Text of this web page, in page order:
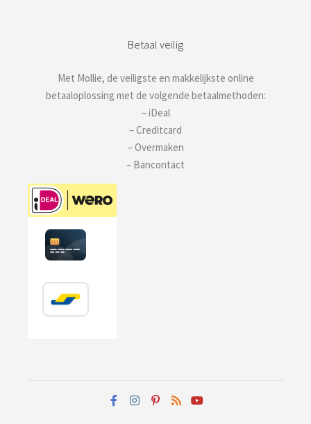
Betaal veilig
Met Mollie, de veiligste en makkelijkste online
betaaloplossing met de volgende betaalmethoden:
– iDeal
– Creditcard
– Overmaken
– Bancontact